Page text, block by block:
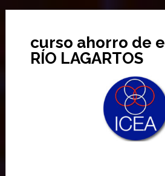
curso ahorro de
RÍO LAGARTOS